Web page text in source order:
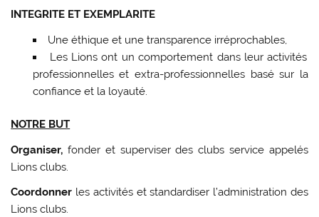
INTEGRITE ET EXEMPLARITE
Une éthique et une transparence irréprochables,
Les Lions ont un comportement dans leur activités
professionnelles et extra-professionnelles basé sur la
confiance et la loyauté.
NOTRE BUT
Organiser, fonder et superviser des clubs service appelés
Lions clubs.
Coordonner les activités et standardiser l’administration des
Lions clubs.